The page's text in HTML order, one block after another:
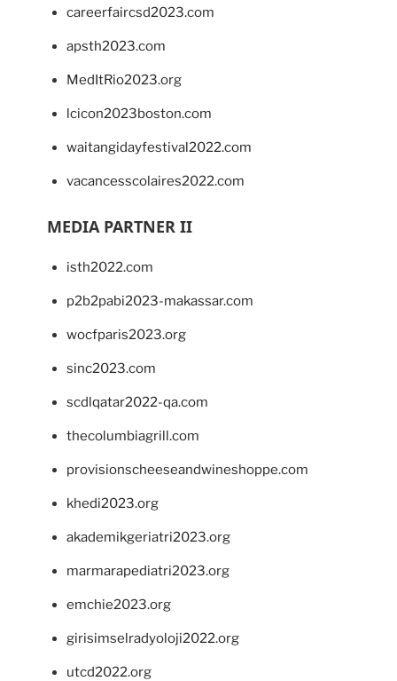
careerfaircsd2023.com
apsth2023.com
MedItRio2023.org
lcicon2023boston.com
waitangidayfestival2022.com
vacancesscolaires2022.com
MEDIA PARTNER II
isth2022.com
p2b2pabi2023-makassar.com
wocfparis2023.org
sinc2023.com
scdlqatar2022-qa.com
thecolumbiagrill.com
provisionscheeseandwineshoppe.com
khedi2023.org
akademikgeriatri2023.org
marmarapediatri2023.org
emchie2023.org
girisimselradyoloji2022.org
utcd2022.org